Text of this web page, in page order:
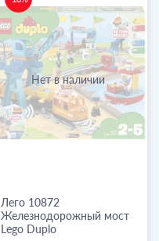
Нет в наличии
Лего 10872
Железнодорожный мост
Lego Duplo